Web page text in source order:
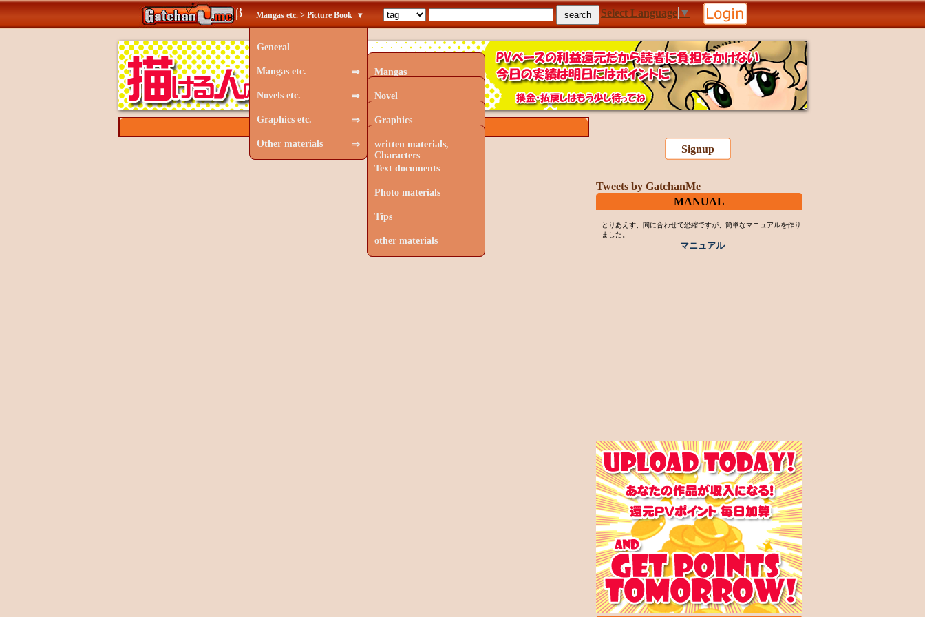
β
General
Mangas etc. ⇒ Mangas
Rough Continuity
Picture Book
Picture Poetry
Other
Novels etc. ⇒ Novel
Cartoon scenario
Picture Book Text
Poetry
Other Text
Graphics etc. ⇒ Graphics
Drawings of Manga
Picture Book Graphics
Stock Images
Painting
Other Images
Other materials ⇒
written materials,
Characters
Text documents
Photo materials
Tips
other materials
Mangas etc. > Picture Book ▾ Select Language ▼
Brand NEW.
Signup
Tweets by GatchanMe
MANUAL
とりあえず、間に合わせで恐縮ですが、簡単なマニュアルを作り
ました。
マニュアル